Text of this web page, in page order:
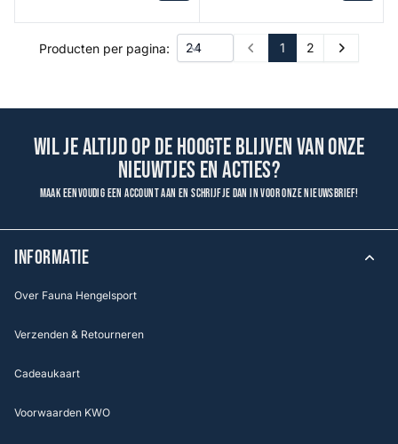
Producten per pagina: Prev 1 2 Next
Wil je altijd op de hoogte blijven van onze
nieuwtjes en acties?
Maak eenvoudig een account aan en schrijf je dan in voor onze nieuwsbrief!
INFORMATIE
Over Fauna Hengelsport
Verzenden & Retourneren
Cadeaukaart
Voorwaarden KWO